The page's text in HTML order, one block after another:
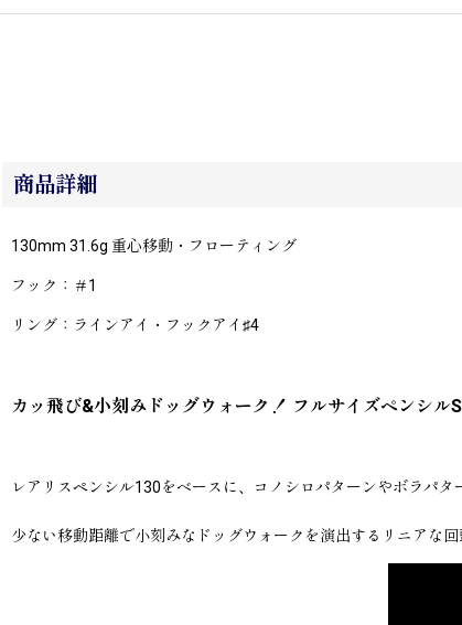
商品詳細
130mm 31.6g 重心移動・フローティング
フック：＃1
リング：ラインアイ・フックアイ♯4
カッ飛び&小刻みドッグウォーク！ フルサイズペンシル
レアリスペンシル130をベースに、コノシロパターンやボラパ
少ない移動距離で小刻みなドッグウォークを演出するリニアな